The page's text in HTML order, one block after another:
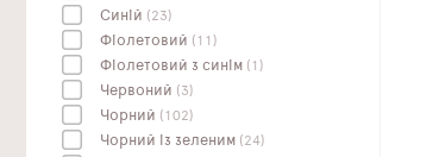
Синій (23)
Фіолетовий (11)
Фіолетовий з синім (1)
Червоний (3)
Чорний (102)
Чорний із зеленим (24)